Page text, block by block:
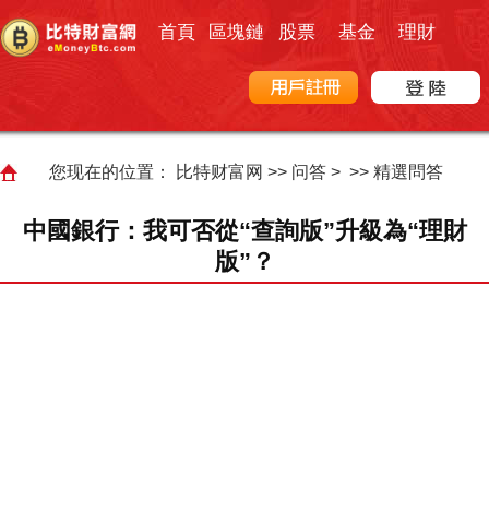
首頁 區塊鏈 股票 基金 理財
您现在的位置： 比特财富网 >> 问答> >> 精選問答
中國銀行：我可否從“查詢版”升級為“理財
版”？